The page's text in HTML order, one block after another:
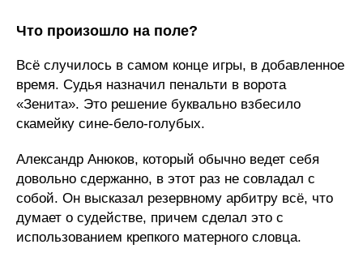
Что произошло на поле?
Всё случилось в самом конце игры, в добавленное
время. Судья назначил пенальти в ворота
«Зенита». Это решение буквально взбесило
скамейку сине-бело-голубых.
Александр Анюков, который обычно ведет себя
довольно сдержанно, в этот раз не совладал с
собой. Он высказал резервному арбитру всё, что
думает о судействе, причем сделал это с
использованием крепкого матерного словца.